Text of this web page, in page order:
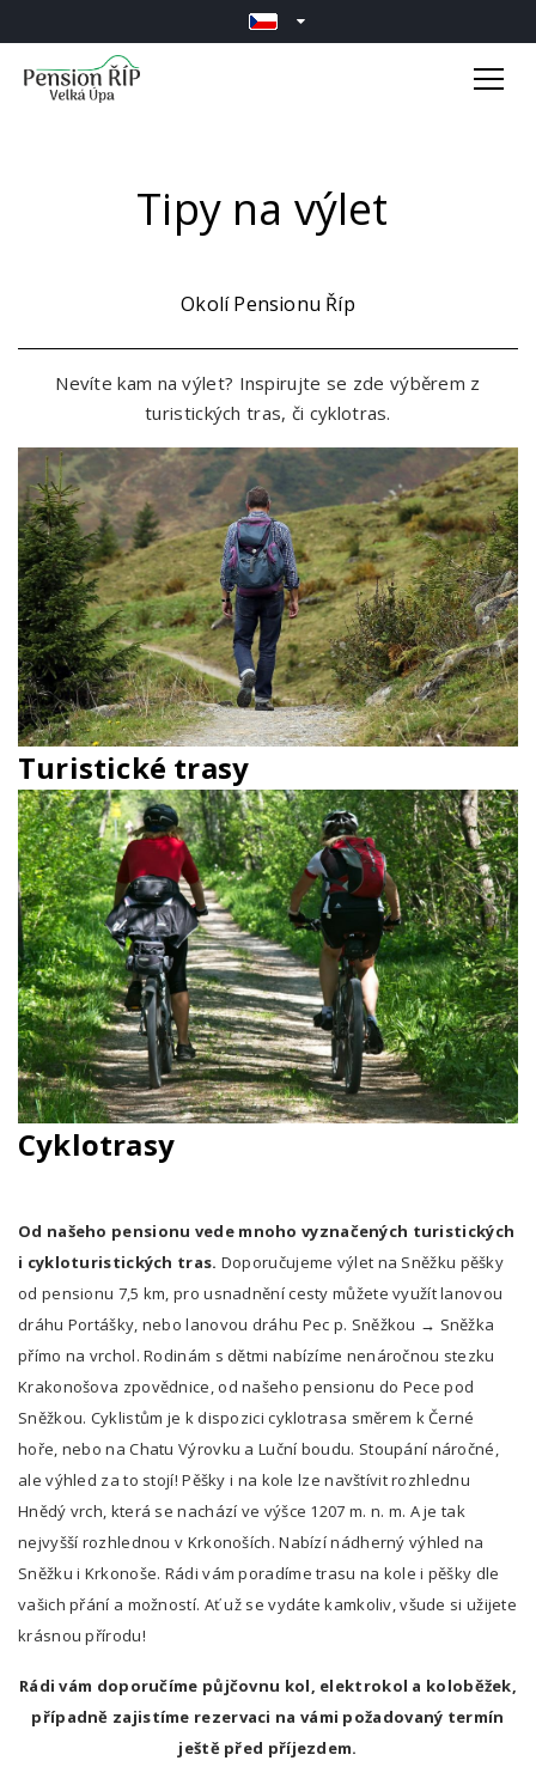
Tipy na výlet
Okolí Pensionu Říp
Nevíte kam na výlet? Inspirujte se zde výběrem z
turistických tras, či cyklotras.
Turistické trasy
Cyklotrasy
Od našeho pensionu vede mnoho vyznačených turistických
i cykloturistických tras. Doporučujeme výlet na Sněžku pěšky
od pensionu 7,5 km, pro usnadnění cesty můžete využít lanovou
dráhu Portášky, nebo lanovou dráhu Pec p. Sněžkou → Sněžka
přímo na vrchol. Rodinám s dětmi nabízíme nenáročnou stezku
Krakonošova zpovědnice, od našeho pensionu do Pece pod
Sněžkou. Cyklistům je k dispozici cyklotrasa směrem k Černé
hoře, nebo na Chatu Výrovku a Luční boudu. Stoupání náročné,
ale výhled za to stojí! Pěšky i na kole lze navštívit rozhlednu
Hnědý vrch, která se nachází ve výšce 1207 m. n. m. A je tak
nejvyšší rozhlednou v Krkonoších. Nabízí nádherný výhled na
Sněžku i Krkonoše. Rádi vám poradíme trasu na kole i pěšky dle
vašich přání a možností. Ať už se vydáte kamkoliv, všude si užijete
krásnou přírodu!
Rádi vám doporučíme půjčovnu kol, elektrokol a koloběžek,
případně zajistíme rezervaci na vámi požadovaný termín
ještě před příjezdem.